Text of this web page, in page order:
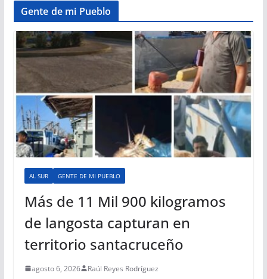
Gente de mi Pueblo
AL SUR GENTE DE MI PUEBLO
Más de 11 Mil 900 kilogramos
de langosta capturan en
territorio santacruceño
agosto 6, 2026 Raúl Reyes Rodríguez